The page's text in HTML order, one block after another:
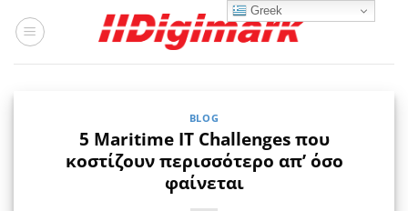
στο
BLOG
5 Maritime IT Challenges που
κοστίζουν περισσότερο απ’ όσο
φαίνεται
Greek